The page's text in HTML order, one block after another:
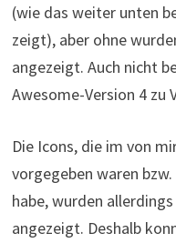
(wie das weiter unten
zeigt), aber ohne
angezeigt. Auch nicht
Awesome-Version 4 zu
Die Icons, die im von
vorgegeben waren
habe, wurden
angezeigt. Deshalb